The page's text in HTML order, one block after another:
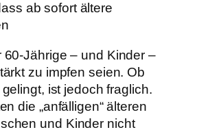
ab sofort ältere
60-Jährige – und Kinder –
zu impfen seien. Ob
ist jedoch fraglich.
die „anfälligen“ älteren
und Kinder nicht